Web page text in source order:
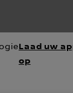
Laad uw
op